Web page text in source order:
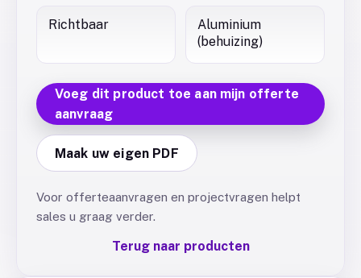
Richtbaar
Aluminium
(behuizing)
Voeg dit product toe aan mijn offerte
aanvraag
Maak uw eigen PDF
Voor offerteaanvragen en projectvragen helpt
sales u graag verder.
Terug naar producten